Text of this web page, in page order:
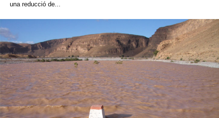
una reducció de...